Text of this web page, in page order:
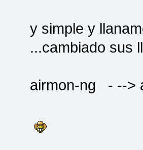
y simple y
...cambiado sus
airmon-ng - -->